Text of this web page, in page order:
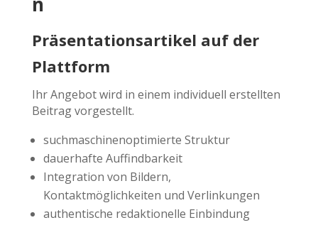
Präsentationsartikel auf der
Plattform
Ihr Angebot wird in einem individuell erstellten
Beitrag vorgestellt.
suchmaschinenoptimierte Struktur
dauerhafte Auffindbarkeit
Integration von Bildern,
Kontaktmöglichkeiten und Verlinkungen
authentische redaktionelle Einbindung